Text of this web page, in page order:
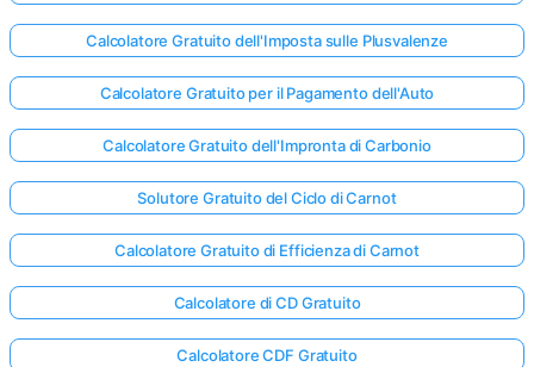
Calcolatore Gratuito dell'Imposta sulle Plusvalenze
Calcolatore Gratuito per il Pagamento dell'Auto
Calcolatore Gratuito dell'Impronta di Carbonio
Solutore Gratuito del Ciclo di Carnot
Calcolatore Gratuito di Efficienza di Carnot
Calcolatore di CD Gratuito
Calcolatore CDF Gratuito